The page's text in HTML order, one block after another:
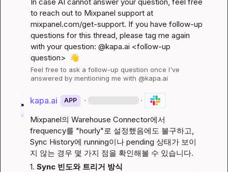
to reach out to Mixpanel support at
mixpanel.com/get-support. If you have follow-up
questions for this thread, please tag me again
with your question: @kapa.ai <follow-up
question> 👋
Feel free to ask a follow-up question once I've
answered by mentioning me with @kapa.ai
kapa.ai APP · ·
Mixpanel의 Warehouse Connector에서
frequency를 "hourly"로 설정했음에도 불구하고,
Sync History에 running이나 pending 상태가 보이
지 않는 경우 몇 가지 점을 확인해볼 수 있습니다.
1. Sync 빈도와 트리거 방식